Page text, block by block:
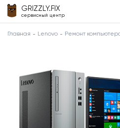
GRIZZLY.FIX
сервисный центр
Главная Lenovo Ремонт